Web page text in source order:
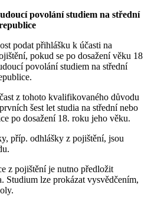
povolání studiem na střední
podat přihlášku k účasti na
pokud se po dosažení věku 18
povolání studiem na střední
z tohoto kvalifikovaného důvodu
šest let studia na střední nebo
po dosažení 18. roku jeho věku.
příp. odhlášky z pojištění, jsou
z pojištění je nutno předložit
Studium lze prokázat vysvědčením,